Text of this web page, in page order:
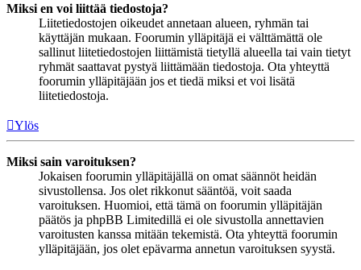
Miksi en voi liittää tiedostoja?
Liitetiedostojen oikeudet annetaan alueen, ryhmän tai
käyttäjän mukaan. Foorumin ylläpitäjä ei välttämättä ole
sallinut liitetiedostojen liittämistä tietyllä alueella tai vain tietyt
ryhmät saattavat pystyä liittämään tiedostoja. Ota yhteyttä
foorumin ylläpitäjään jos et tiedä miksi et voi lisätä
liitetiedostoja.
Ylös
Miksi sain varoituksen?
Jokaisen foorumin ylläpitäjällä on omat säännöt heidän
sivustollensa. Jos olet rikkonut sääntöä, voit saada
varoituksen. Huomioi, että tämä on foorumin ylläpitäjän
päätös ja phpBB Limitedillä ei ole sivustolla annettavien
varoitusten kanssa mitään tekemistä. Ota yhteyttä foorumin
ylläpitäjään, jos olet epävarma annetun varoituksen syystä.